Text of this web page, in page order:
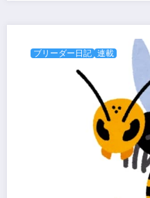
ブリーダー日記 連載